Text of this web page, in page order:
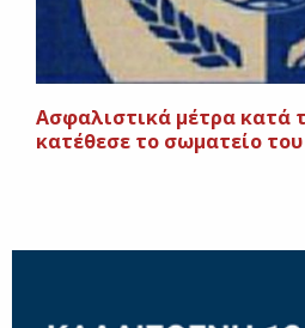
Ασφαλιστικά μέτρα κατά
κατέθεσε το σωματείο